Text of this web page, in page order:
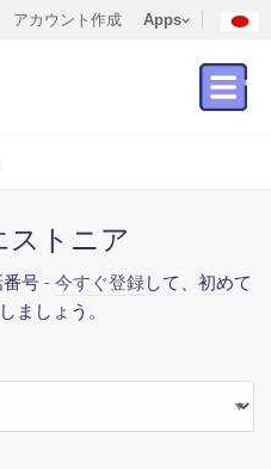
アカウント作成 Apps
ストニア
号 - 今すぐ登録して、初めて
ましょう。